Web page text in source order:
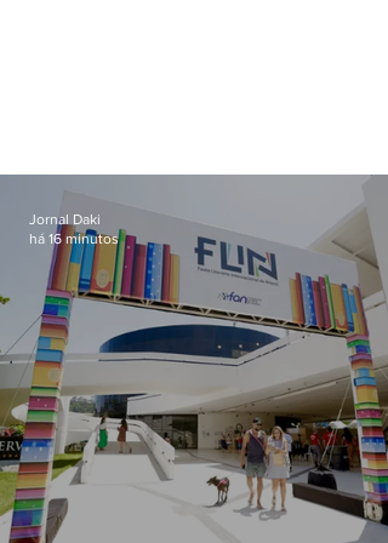
Jornal Daki
há 16 minutos